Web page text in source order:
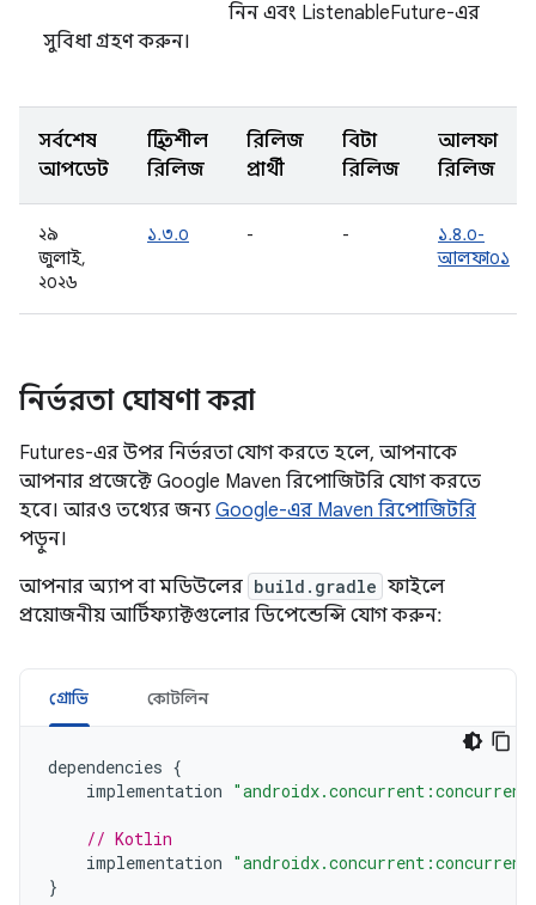
নিন এবং ListenableFuture-এর
সুবিধা গ্রহণ করুন।
সর্বশেষ
আপডেট
স্থিতিশীল
রিলিজ
রিলিজ
প্রার্থী
বিটা
রিলিজ
আলফা
রিলিজ
২৯
জুলাই,
২০২৬
১.৩.০ - -
১.৪.০-
আলফা০১
নির্ভরতা ঘোষণা করা
Futures-এর উপর নির্ভরতা যোগ করতে হলে, আপনাকে
আপনার প্রজেক্টে Google Maven রিপোজিটরি যোগ করতে
হবে। আরও তথ্যের জন্য Google-এর Maven রিপোজিটরি
পড়ুন।
আপনার অ্যাপ বা মডিউলের build.gradle ফাইলে
প্রয়োজনীয় আর্টিফ্যাক্টগুলোর ডিপেন্ডেন্সি যোগ করুন:
গ্রোভি কোটলিন
dependencies {
implementation
// Kotlin
implementation
}